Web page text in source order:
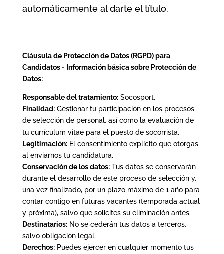
automáticamente al darte el título.
Cláusula de Protección de Datos (RGPD) para
Candidatos - Información básica sobre Protección de
Datos:
Responsable del tratamiento:Socosport.
Finalidad:Gestionar tu participación en los procesos
de selección de personal, así como la evaluación de
tu currículum vitae para el puesto de socorrista.
Legitimación:El consentimiento explícito que otorgas
al enviarnos tu candidatura.
Conservación de los datos:Tus datos se conservarán
durante el desarrollo de este proceso de selección y,
una vez finalizado, por un plazo máximo de 1 año para
contar contigo en futuras vacantes (temporada actual
y próxima), salvo que solicites su eliminación antes.
Destinatarios:No se cederán tus datos a terceros,
salvo obligación legal.
Derechos:Puedes ejercer en cualquier momento tus